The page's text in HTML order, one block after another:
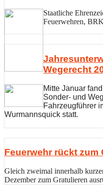
Staatliche
Feuerwehren,
Wegerecht
Mitte Januar
Sonder- und
Fahrzeugführer
Wurmannsquick statt.
Feuerwehr rückt zum
Gleich zweimal innerhalb
Dezember zum Gratulieren